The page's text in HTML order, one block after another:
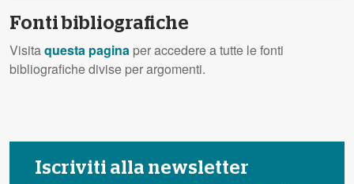
Fonti bibliografiche
Visita questa pagina per accedere a tutte le fonti
bibliografiche divise per argomenti.
Iscriviti alla newsletter